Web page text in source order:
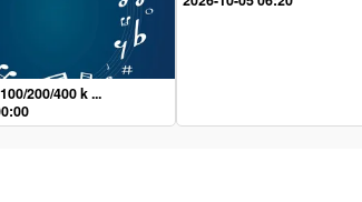
200/400 k ...